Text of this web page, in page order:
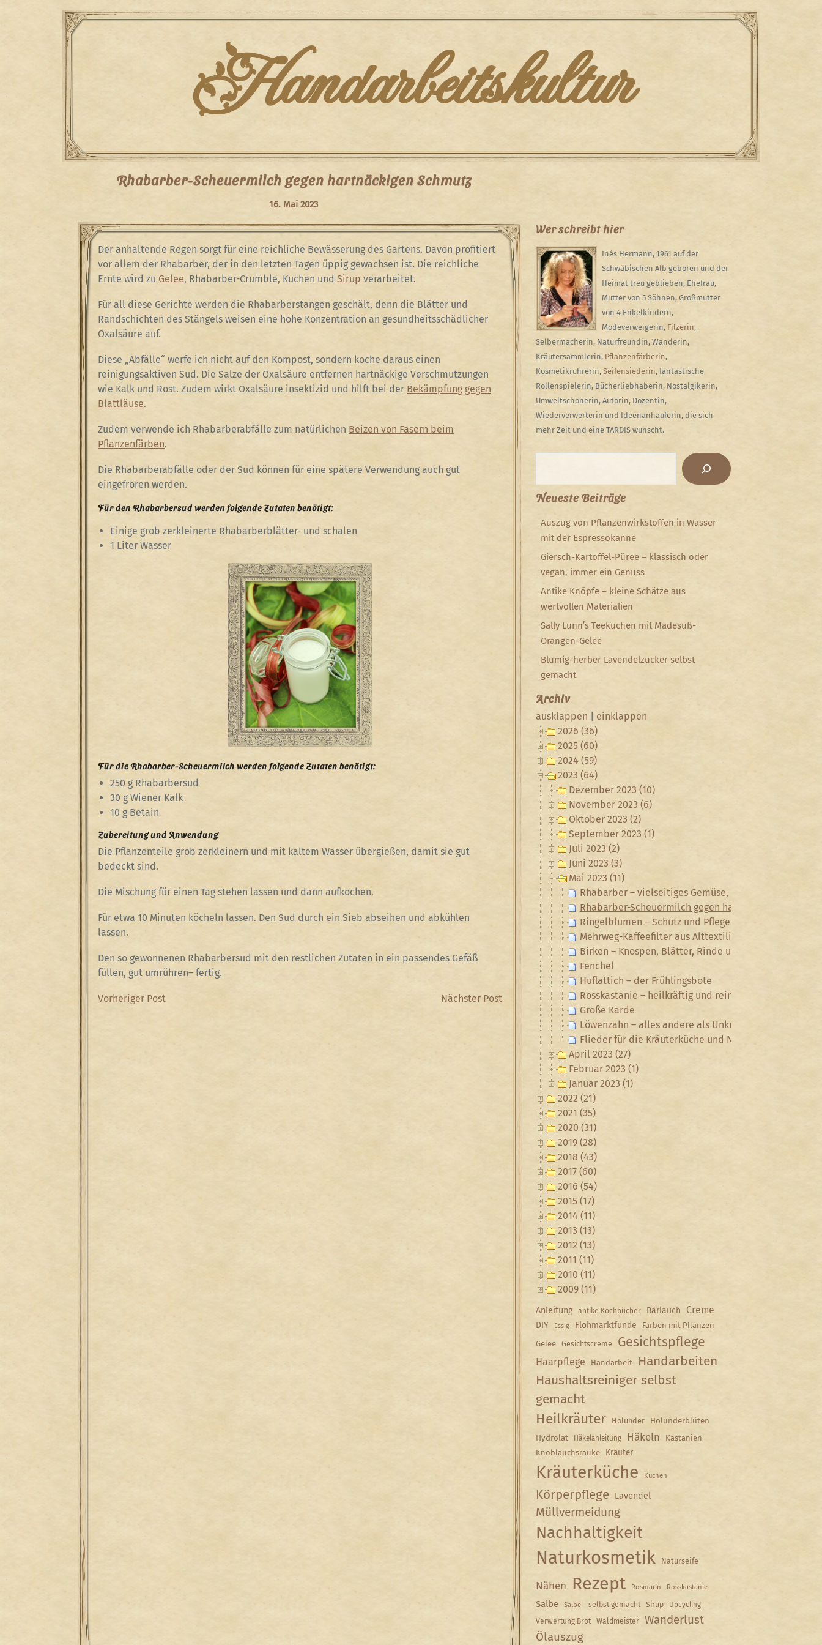
Skip
Handarbeitskultur
Rhabarber-Scheuermilch gegen hartnäckigen Schmutz
16. Mai 2023
Der anhaltende Regen sorgt für eine reichliche Bewässerung des Gartens. Davon profitiert
vor allem der Rhabarber, der in den letzten Tagen üppig gewachsen ist. Die reichliche
Ernte wird zu Gelee, Rhabarber-Crumble, Kuchen und Sirup verarbeitet.
Für all diese Gerichte werden die Rhabarberstangen geschält, denn die Blätter und
Randschichten des Stängels weisen eine hohe Konzentration an gesundheitsschädlicher
Oxalsäure auf.
Diese „Abfälle“ werfe ich nicht auf den Kompost, sondern koche daraus einen
reinigungsaktiven Sud. Die Salze der Oxalsäure entfernen hartnäckige Verschmutzungen
wie Kalk und Rost. Zudem wirkt Oxalsäure insektizid und hilft bei der Bekämpfung gegen
Blattläuse.
Zudem verwende ich Rhabarberabfälle zum natürlichen Beizen von Fasern beim
Pflanzenfärben.
Die Rhabarberabfälle oder der Sud können für eine spätere Verwendung auch gut
eingefroren werden.
Für den Rhabarbersud werden folgende Zutaten benötigt:
Einige grob zerkleinerte Rhabarberblätter- und schalen
1 Liter Wasser
Für die Rhabarber-Scheuermilch werden folgende Zutaten benötigt:
250 g Rhabarbersud
30 g Wiener Kalk
10 g Betain
Zubereitung und Anwendung
Die Pflanzenteile grob zerkleinern und mit kaltem Wasser übergießen, damit sie gut
bedeckt sind.
Die Mischung für einen Tag stehen lassen und dann aufkochen.
Für etwa 10 Minuten köcheln lassen. Den Sud durch ein Sieb abseihen und abkühlen
lassen.
Den so gewonnenen Rhabarbersud mit den restlichen Zutaten in ein passendes Gefäß
füllen, gut umrühren– fertig.
Beitragsnavigation
Previous
Vorheriger Post
Next
Nächster Post
Wer schreibt hier
Inés Hermann, 1961 auf der
Schwäbischen Alb geboren und der
Heimat treu geblieben, Ehefrau,
Mutter von 5 Söhnen, Großmutter
von 4 Enkelkindern,
Modeverweigerin, Filzerin,
Selbermacherin, Naturfreundin, Wanderin,
Kräutersammlerin, Pflanzenfärberin,
Kosmetikrührerin, Seifensiederin, fantastische
Rollenspielerin, Bücherliebhaberin, Nostalgikerin,
Umweltschonerin, Autorin, Dozentin,
Wiederverwerterin und Ideenanhäuferin, die sich
mehr Zeit und eine TARDIS wünscht.
Neueste Beiträge
Auszug von Pflanzenwirkstoffen in Wasser
mit der Espressokanne
Giersch-Kartoffel-Püree – klassisch oder
vegan, immer ein Genuss
Antike Knöpfe – kleine Schätze aus
wertvollen Materialien
Sally Lunn’s Teekuchen mit Mädesüß-
Orangen-Gelee
Blumig-herber Lavendelzucker selbst
gemacht
Archiv
ausklappen
einklappen
2026 (36)
2025 (60)
2024 (59)
2023 (64)
Dezember 2023 (10)
November 2023 (6)
Oktober 2023 (2)
September 2023 (1)
Juli 2023 (2)
Juni 2023 (3)
Mai 2023 (11)
Rhabarber – vielseitiges Gemüse, Putzhelfer und für
Rhabarber-Scheuermilch gegen hartnäckigen Schmutz
Ringelblumen – Schutz und Pflege für empfindliche
Mehrweg-Kaffeefilter aus Alttextilien genäht
Birken – Knospen, Blätter, Rinde und Reisig
Fenchel
Huflattich – der Frühlingsbote
Rosskastanie – heilkräftig und reinigungsaktiv
Große Karde
Löwenzahn – alles andere als Unkraut!
Flieder für die Kräuterküche und Naturkosmetik
April 2023 (27)
Februar 2023 (1)
Januar 2023 (1)
2022 (21)
2021 (35)
2020 (31)
2019 (28)
2018 (43)
2017 (60)
2016 (54)
2015 (17)
2014 (11)
2013 (13)
2012 (13)
2011 (11)
2010 (11)
2009 (11)
Anleitung antike Kochbücher Bärlauch Creme
DIY Essig Flohmarktfunde
Färben mit Pflanzen
Gelee
Gesichtscreme Gesichtspflege
Haarpflege Handarbeit
Handarbeiten
Haushaltsreiniger selbst
gemacht
Heilkräuter Holunder
Holunderblüten
Hydrolat
Häkelanleitung Häkeln
Kastanien
Knoblauchsrauke
Kräuter
Kräuterküche Kuchen
Körperpflege Lavendel
Müllvermeidung
Nachhaltigkeit
Naturkosmetik Naturseife
Nähen Rezept Rosmarin Rosskastanie
Salbe Salbei selbst gemacht Sirup
Upcycling
Verwertung Brot
Waldmeister
Wanderlust
Ölauszug